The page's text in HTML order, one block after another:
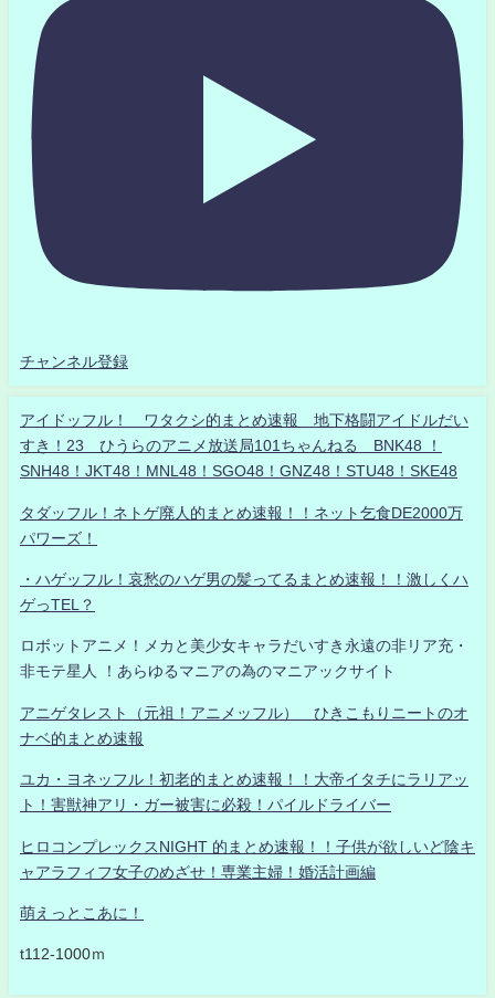
チャンネル登録
アイドッフル！ ワタクシ的まとめ速報 地下格闘アイドルだい
すき！23 ひうらのアニメ放送局101ちゃんねる BNK48 ！
SNH48！JKT48！MNL48！SGO48！GNZ48！STU48！SKE48
タダッフル！ネトゲ廃人的まとめ速報！！ネット乞食DE2000万
パワーズ！
・ハゲッフル！哀愁のハゲ男の髪ってるまとめ速報！！激しくハ
ゲっTEL？
ロボットアニメ！メカと美少女キャラだいすき永遠の非リア充・
非モテ星人 ！あらゆるマニアの為のマニアックサイト
アニゲタレスト（元祖！アニメッフル） ひきこもりニートのオ
ナベ的まとめ速報
ユカ・ヨネッフル！初老的まとめ速報！！大帝イタチにラリアッ
ト！害獣神アリ・ガー被害に必殺！パイルドライバー
ヒロコンプレックスNIGHT 的まとめ速報！！子供が欲しいど陰キ
ャアラフィフ女子のめざせ！専業主婦！婚活計画編
萌えっとこあに！
t112-1000ｍ